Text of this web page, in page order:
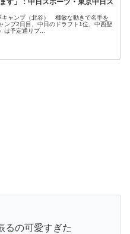
す」：中日スポーツ・東京中日ス
ャンプ（北谷） 機敏な動きで名手を
ンプ2日目、中日のドラフト1位、中西聖
は予定通りブ...
るの可愛すぎた